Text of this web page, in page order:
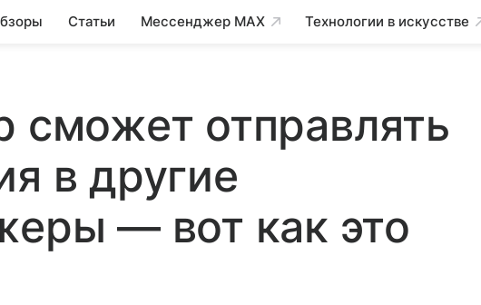
Статьи Мессенджер MAX Технологии в искусстве
сможет отправлять
в другие
— вот как это